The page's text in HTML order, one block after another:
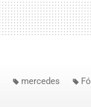
mercedes